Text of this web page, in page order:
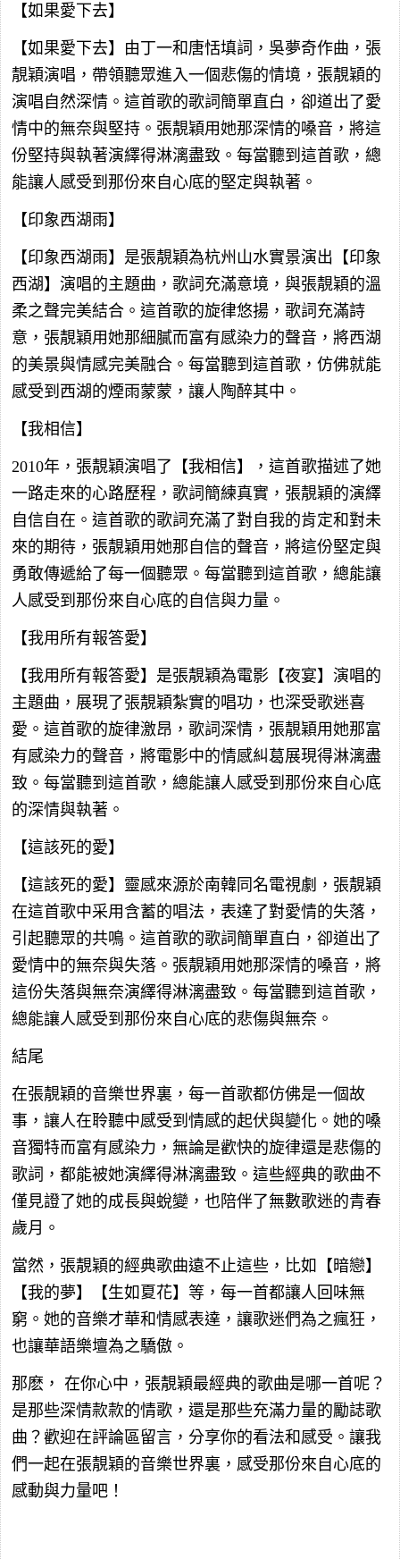
【如果愛下去】
【如果愛下去】由丁一和唐恬填詞，吳夢奇作曲，張
靚穎演唱，帶領聽眾進入一個悲傷的情境，張靚穎的
演唱自然深情。這首歌的歌詞簡單直白，卻道出了愛
情中的無奈與堅持。張靚穎用她那深情的嗓音，將這
份堅持與執著演繹得淋漓盡致。每當聽到這首歌，總
能讓人感受到那份來自心底的堅定與執著。
【印象西湖雨】
【印象西湖雨】是張靚穎為杭州山水實景演出【印象
西湖】演唱的主題曲，歌詞充滿意境，與張靚穎的溫
柔之聲完美結合。這首歌的旋律悠揚，歌詞充滿詩
意，張靚穎用她那細膩而富有感染力的聲音，將西湖
的美景與情感完美融合。每當聽到這首歌，仿佛就能
感受到西湖的煙雨蒙蒙，讓人陶醉其中。
【我相信】
2010年，張靚穎演唱了【我相信】，這首歌描述了她
一路走來的心路歷程，歌詞簡練真實，張靚穎的演繹
自信自在。這首歌的歌詞充滿了對自我的肯定和對未
來的期待，張靚穎用她那自信的聲音，將這份堅定與
勇敢傳遞給了每一個聽眾。每當聽到這首歌，總能讓
人感受到那份來自心底的自信與力量。
【我用所有報答愛】
【我用所有報答愛】是張靚穎為電影【夜宴】演唱的
主題曲，展現了張靚穎紮實的唱功，也深受歌迷喜
愛。這首歌的旋律激昂，歌詞深情，張靚穎用她那富
有感染力的聲音，將電影中的情感糾葛展現得淋漓盡
致。每當聽到這首歌，總能讓人感受到那份來自心底
的深情與執著。
【這該死的愛】
【這該死的愛】靈感來源於南韓同名電視劇，張靚穎
在這首歌中采用含蓄的唱法，表達了對愛情的失落，
引起聽眾的共鳴。這首歌的歌詞簡單直白，卻道出了
愛情中的無奈與失落。張靚穎用她那深情的嗓音，將
這份失落與無奈演繹得淋漓盡致。每當聽到這首歌，
總能讓人感受到那份來自心底的悲傷與無奈。
結尾
在張靚穎的音樂世界裏，每一首歌都仿佛是一個故
事，讓人在聆聽中感受到情感的起伏與變化。她的嗓
音獨特而富有感染力，無論是歡快的旋律還是悲傷的
歌詞，都能被她演繹得淋漓盡致。這些經典的歌曲不
僅見證了她的成長與蛻變，也陪伴了無數歌迷的青春
歲月。
當然，張靚穎的經典歌曲遠不止這些，比如【暗戀】
【我的夢】【生如夏花】等，每一首都讓人回味無
窮。她的音樂才華和情感表達，讓歌迷們為之瘋狂，
也讓華語樂壇為之驕傲。
那麽， 在你心中，張靚穎最經典的歌曲是哪一首呢？
是那些深情款款的情歌，還是那些充滿力量的勵誌歌
曲？歡迎在評論區留言，分享你的看法和感受。讓我
們一起在張靚穎的音樂世界裏，感受那份來自心底的
感動與力量吧！